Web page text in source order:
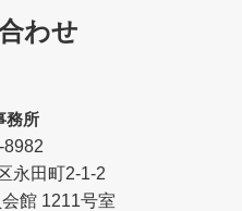
わせ
務所
8982
永田町2-1-2
館 1211号室